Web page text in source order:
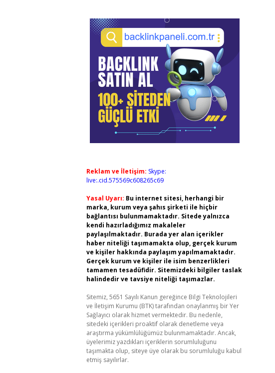
Reklam ve İletişim: Skype:
live:.cid.575569c608265c69
Yasal Uyarı: Bu internet sitesi, herhangi bir
marka, kurum veya şahıs şirketi ile hiçbir
bağlantısı bulunmamaktadır. Sitede yalnızca
kendi hazırladığımız makaleler
paylaşılmaktadır. Burada yer alan içerikler
haber niteliği taşımamakta olup, gerçek kurum
ve kişiler hakkında paylaşım yapılmamaktadır.
Gerçek kurum ve kişiler ile isim benzerlikleri
tamamen tesadüfidir. Sitemizdeki bilgiler taslak
halindedir ve tavsiye niteliği taşımazlar.
Sitemiz, 5651 Sayılı Kanun gereğince Bilgi Teknolojileri
ve İletişim Kurumu (BTK) tarafından onaylanmış bir Yer
Sağlayıcı olarak hizmet vermektedir. Bu nedenle,
sitedeki içerikleri proaktif olarak denetleme veya
araştırma yükümlülüğümüz bulunmamaktadır. Ancak,
üyelerimiz yazdıkları içeriklerin sorumluluğunu
taşımakta olup, siteye üye olarak bu sorumluluğu kabul
etmiş sayılırlar.